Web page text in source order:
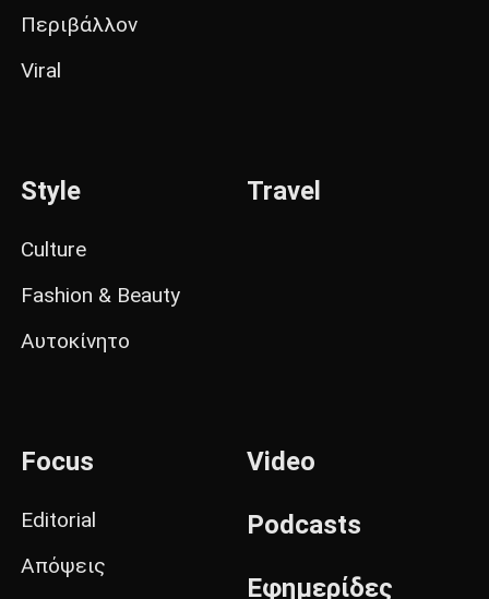
Περιβάλλον
Viral
Style
Culture
Fashion & Beauty
Αυτοκίνητο
Travel
Focus
Editorial
Απόψεις
Video
Podcasts
Εφημερίδες